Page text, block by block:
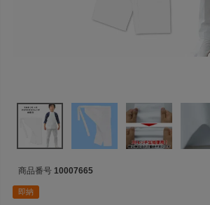
商品番号 10007665
即納